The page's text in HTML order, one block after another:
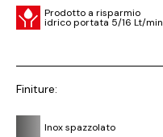
Prodotto a risparmio
idrico portata 5/16 Lt/min
Finiture:
Inox spazzolato